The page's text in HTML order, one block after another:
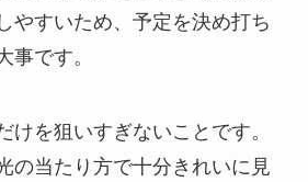
やすいため、予定を決め打ち
事です。
けを狙いすぎないことです。
の当たり方で十分きれいに見